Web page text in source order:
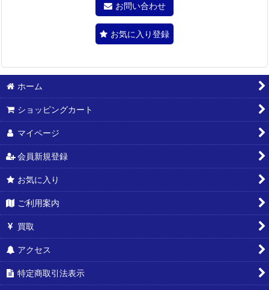
お問い合わせ
お気に入り登録
ホーム
ショッピングカート
マイページ
会員新規登録
お気に入り
ご利用案内
買取
アクセス
特定商取引法表示